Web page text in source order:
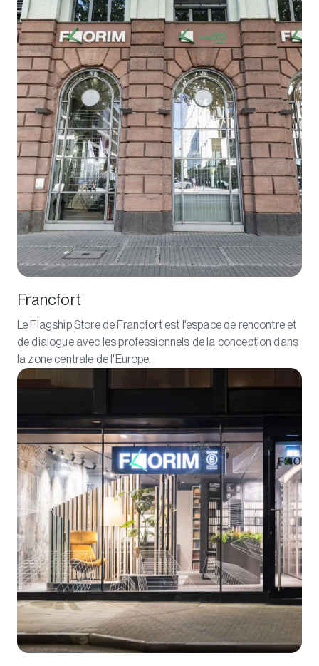
Francfort
Le Flagship Store de Francfort est l'espace de rencontre et
de dialogue avec les professionnels de la conception dans
la zone centrale de l'Europe.